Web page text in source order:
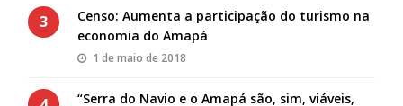
3
Censo: Aumenta a participação do turismo na
economia do Amapá
1 de maio de 2018
“Serra do Navio e o Amapá são, sim, viáveis,